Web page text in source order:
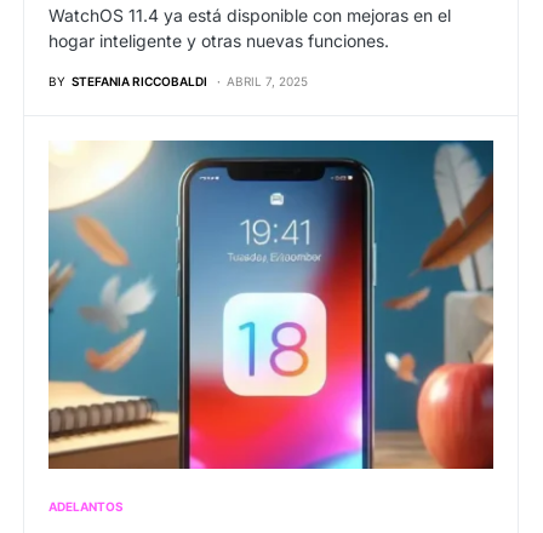
WatchOS 11.4 ya está disponible con mejoras en el
hogar inteligente y otras nuevas funciones.
BY STEFANIA RICCOBALDI ABRIL 7, 2025
ADELANTOS